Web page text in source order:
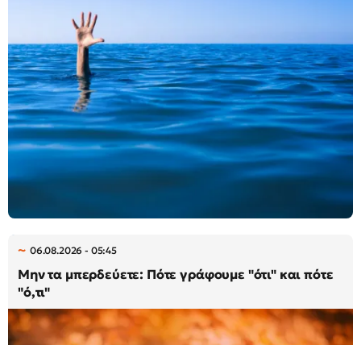
06.08.2026 - 05:45
Μην τα μπερδεύετε: Πότε γράφουμε "ότι" και πότε
"ό,τι"